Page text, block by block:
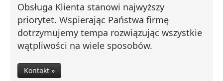
Obsługa Klienta stanowi najwyższy
priorytet. Wspierając Państwa firmę
dotrzymujemy tempa rozwiązując wszystkie
wątpliwości na wiele sposobów.
Kontakt »